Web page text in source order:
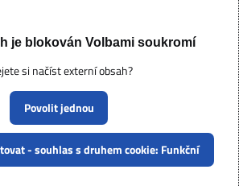
je blokován Volbami soukromí
si načíst externí obsah?
Povolit jednou
- souhlas s druhem cookie: Funkční